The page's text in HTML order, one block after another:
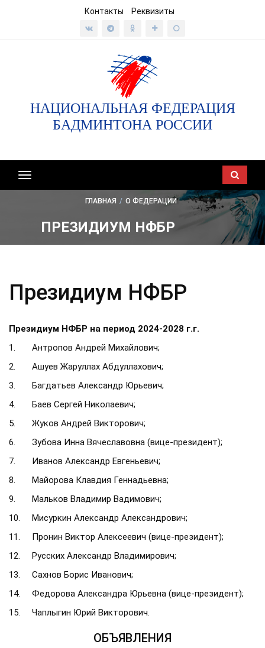
Контакты Реквизиты
НАЦИОНАЛЬНАЯ ФЕДЕРАЦИЯ
БАДМИНТОНА РОССИИ
Показать/
скрыть
ГЛАВНАЯ / О ФЕДЕРАЦИИ
ПРЕЗИДИУМ НФБР
Президиум НФБР
Президиум НФБР на период 2024-2028 г.г.
1. Антропов Андрей Михайлович;
2. Ашуев Жаруллах Абдуллахович;
3. Багдатьев Александр Юрьевич;
4. Баев Сергей Николаевич;
5. Жуков Андрей Викторович;
6. Зубова Инна Вячеславовна (вице-президент);
7. Иванов Александр Евгеньевич;
8. Майорова Клавдия Геннадьевна;
9. Мальков Владимир Вадимович;
10. Мисуркин Александр Александрович;
11. Пронин Виктор Алексеевич (вице-президент);
12. Русских Александр Владимирович;
13. Сахнов Борис Иванович;
14. Федорова Александра Юрьевна (вице-президент);
15. Чаплыгин Юрий Викторович.
ОБЪЯВЛЕНИЯ